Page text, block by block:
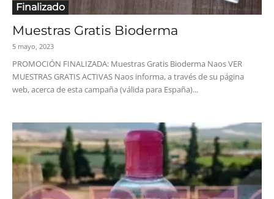
Finalizado
Muestras Gratis Bioderma
5 mayo, 2023
PROMOCIÓN FINALIZADA: Muestras Gratis Bioderma Naos VER
MUESTRAS GRATIS ACTIVAS Naos informa, a través de su página
web, acerca de esta campaña (válida para España)...